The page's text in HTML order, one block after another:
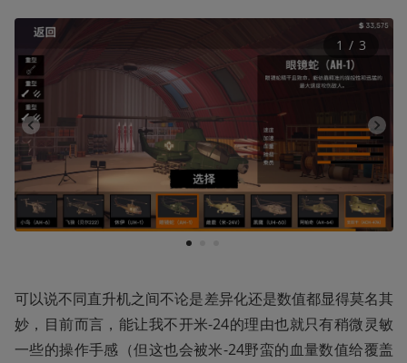
1
1 / 3
可以说不同直升机之间不论是差异化还是数值都显得莫名其
妙，目前而言，能让我不开米-24的理由也就只有稍微灵敏
一些的操作手感（但这也会被米-24野蛮的血量数值给覆盖